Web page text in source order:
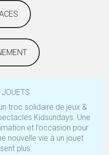
troc solidaire de jeux &
Kidsundays. Une
et l’occasion pour
nouvelle vie à un jouet
plus.